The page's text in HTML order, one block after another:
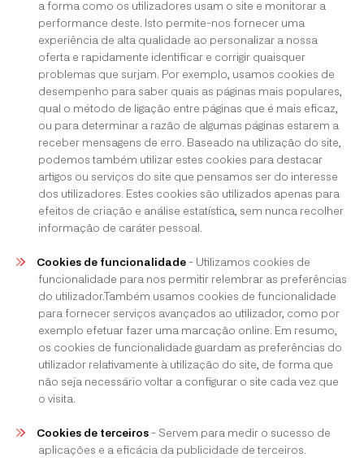
a forma como os utilizadores usam o site e monitorar a
performance deste. Isto permite-nos fornecer uma
experiência de alta qualidade ao personalizar a nossa
oferta e rapidamente identificar e corrigir quaisquer
problemas que surjam. Por exemplo, usamos cookies de
desempenho para saber quais as páginas mais populares,
qual o método de ligação entre páginas que é mais eficaz,
ou para determinar a razão de algumas páginas estarem a
receber mensagens de erro. Baseado na utilização do site,
podemos também utilizar estes cookies para destacar
artigos ou serviços do site que pensamos ser do interesse
dos utilizadores. Estes cookies são utilizados apenas para
efeitos de criação e análise estatística, sem nunca recolher
informação de caráter pessoal.
Cookies de funcionalidade- Utilizamos cookies de
funcionalidade para nos permitir relembrar as preferências
do utilizador.Também usamos cookies de funcionalidade
para fornecer serviços avançados ao utilizador, como por
exemplo efetuar fazer uma marcação online. Em resumo,
os cookies de funcionalidade guardam as preferências do
utilizador relativamente à utilização do site, de forma que
não seja necessário voltar a configurar o site cada vez que
o visita.
Cookies de terceiros- Servem para medir o sucesso de
aplicações e a eficácia da publicidade de terceiros.